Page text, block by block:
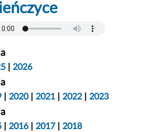
|2026
|2020|2021 |2022|2023
|2016|2017|2018